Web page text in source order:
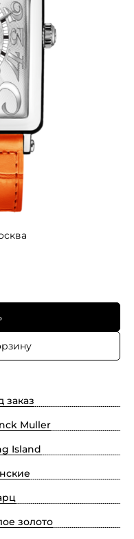
заказ
Muller
Island
золото